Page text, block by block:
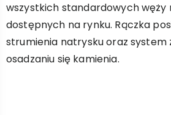
wszystkich standardowych
dostępnych na rynku. Rączka
strumienia natrysku oraz system
osadzaniu się kamienia.